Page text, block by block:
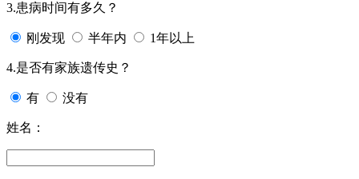
3.患病时间有多久？
刚发现 半年内 1年以上
4.是否有家族遗传史？
有 没有
姓名：